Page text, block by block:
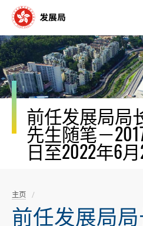
容
开
始
前任发展局局
先生随笔－
日至2022年6
主页
前任发展局